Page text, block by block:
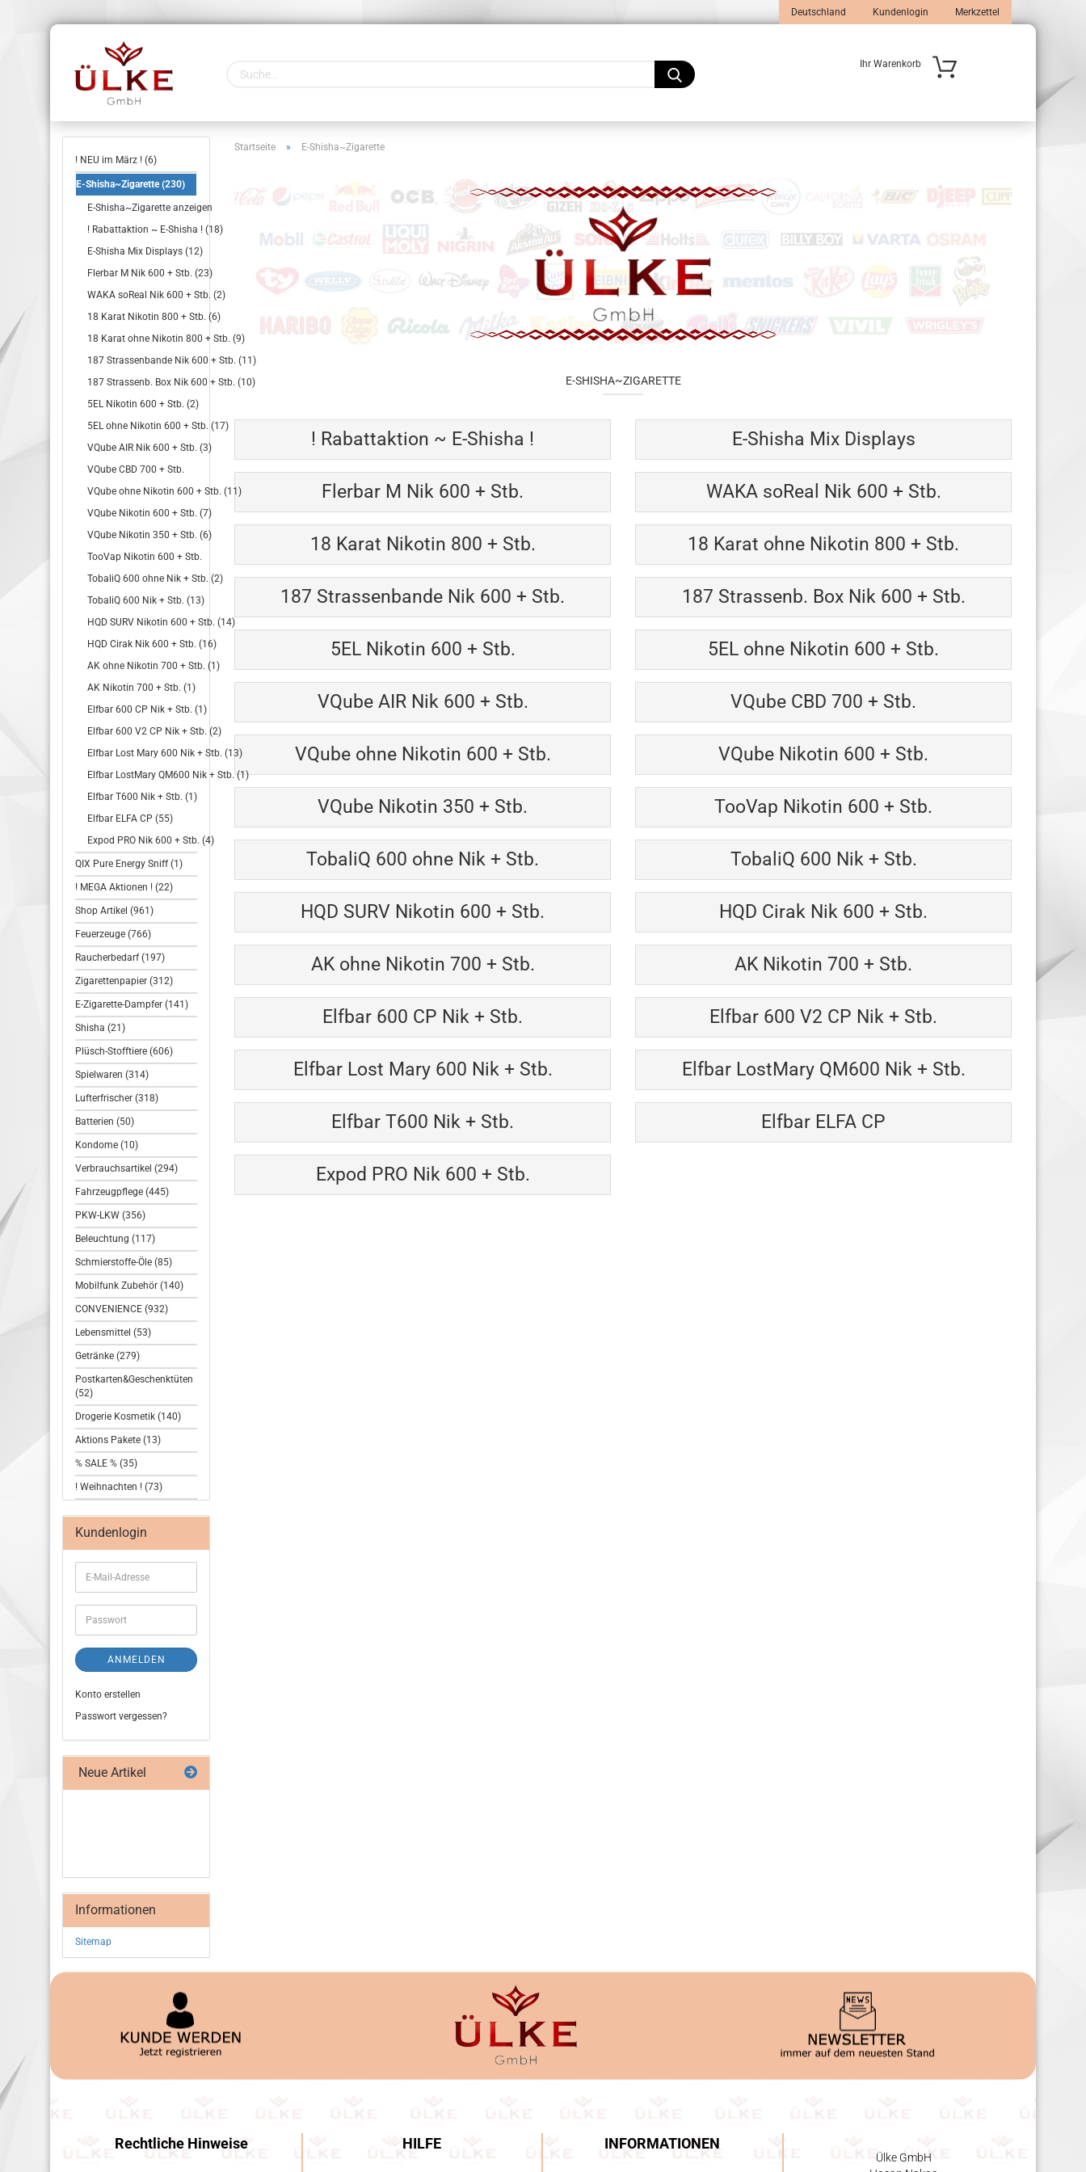
Deutschland Kundenlogin
Passwort vergessen?
Merkzettel
Ihr Warenkorb
Startseite » E-Shisha~Zigarette
E-SHISHA~ZIGARETTE
! Rabattaktion ~ E-Shisha ! E-Shisha Mix Displays
Flerbar M Nik 600 + Stb. WAKA soReal Nik 600 + Stb.
18 Karat Nikotin 800 + Stb. 18 Karat ohne Nikotin 800 + Stb.
187 Strassenbande Nik 600 + Stb. 187 Strassenb. Box Nik 600 + Stb.
5EL Nikotin 600 + Stb. 5EL ohne Nikotin 600 + Stb.
VQube AIR Nik 600 + Stb. VQube CBD 700 + Stb.
VQube ohne Nikotin 600 + Stb. VQube Nikotin 600 + Stb.
VQube Nikotin 350 + Stb. TooVap Nikotin 600 + Stb.
TobaliQ 600 ohne Nik + Stb. TobaliQ 600 Nik + Stb.
HQD SURV Nikotin 600 + Stb. HQD Cirak Nik 600 + Stb.
AK ohne Nikotin 700 + Stb. AK Nikotin 700 + Stb.
Elfbar 600 CP Nik + Stb. Elfbar 600 V2 CP Nik + Stb.
Elfbar Lost Mary 600 Nik + Stb. Elfbar LostMary QM600 Nik + Stb.
Elfbar T600 Nik + Stb. Elfbar ELFA CP
Expod PRO Nik 600 + Stb.
! NEU im März ! (6)
E-Shisha~Zigarette (230)
E-Shisha~Zigarette anzeigen
! Rabattaktion ~ E-Shisha ! (18)
E-Shisha Mix Displays (12)
Flerbar M Nik 600 + Stb. (23)
WAKA soReal Nik 600 + Stb. (2)
18 Karat Nikotin 800 + Stb. (6)
18 Karat ohne Nikotin 800 + Stb. (9)
187 Strassenbande Nik 600 + Stb. (11)
187 Strassenb. Box Nik 600 + Stb. (10)
5EL Nikotin 600 + Stb. (2)
5EL ohne Nikotin 600 + Stb. (17)
VQube AIR Nik 600 + Stb. (3)
VQube CBD 700 + Stb.
VQube ohne Nikotin 600 + Stb. (11)
VQube Nikotin 600 + Stb. (7)
VQube Nikotin 350 + Stb. (6)
TooVap Nikotin 600 + Stb.
TobaliQ 600 ohne Nik + Stb. (2)
TobaliQ 600 Nik + Stb. (13)
HQD SURV Nikotin 600 + Stb. (14)
HQD Cirak Nik 600 + Stb. (16)
AK ohne Nikotin 700 + Stb. (1)
AK Nikotin 700 + Stb. (1)
Elfbar 600 CP Nik + Stb. (1)
Elfbar 600 V2 CP Nik + Stb. (2)
Elfbar Lost Mary 600 Nik + Stb. (13)
Elfbar LostMary QM600 Nik + Stb. (1)
Elfbar T600 Nik + Stb. (1)
Elfbar ELFA CP (55)
Expod PRO Nik 600 + Stb. (4)
QIX Pure Energy Sniff (1)
! MEGA Aktionen ! (22)
Shop Artikel (961)
Feuerzeuge (766)
Raucherbedarf (197)
Zigarettenpapier (312)
E-Zigarette-Dampfer (141)
Shisha (21)
Plüsch-Stofftiere (606)
Spielwaren (314)
Lufterfrischer (318)
Batterien (50)
Kondome (10)
Verbrauchsartikel (294)
Fahrzeugpflege (445)
PKW-LKW (356)
Beleuchtung (117)
Schmierstoffe-Öle (85)
Mobilfunk Zubehör (140)
CONVENIENCE (932)
Lebensmittel (53)
Getränke (279)
Postkarten&Geschenktüten
(52)
Drogerie Kosmetik (140)
Aktions Pakete (13)
% SALE % (35)
! Weihnachten ! (73)
Kundenlogin
ANMELDEN
Konto erstellen
Passwort vergessen?
Neue Artikel
Informationen
Sitemap
Rechtliche Hinweise HILFE INFORMATIONEN
Ülke GmbH